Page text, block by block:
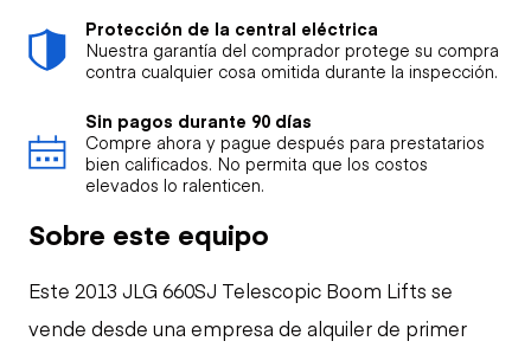
Protección de la central eléctrica
Nuestra garantía del comprador protege su compra
contra cualquier cosa omitida durante la inspección.
Sin pagos durante 90 días
Compre ahora y pague después para prestatarios
bien calificados. No permita que los costos
elevados lo ralenticen.
Sobre este equipo
Este 2013 JLG 660SJ Telescopic Boom Lifts se
vende desde una empresa de alquiler de primer